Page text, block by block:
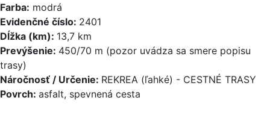
Farba: modrá
Evidenčné číslo: 2401
Dĺžka (km): 13,7 km
Prevýšenie: 450/70 m (pozor uvádza sa smere popisu
trasy)
Náročnosť / Určenie: REKREA (ľahké) - CESTNÉ TRASY
Povrch: asfalt, spevnená cesta